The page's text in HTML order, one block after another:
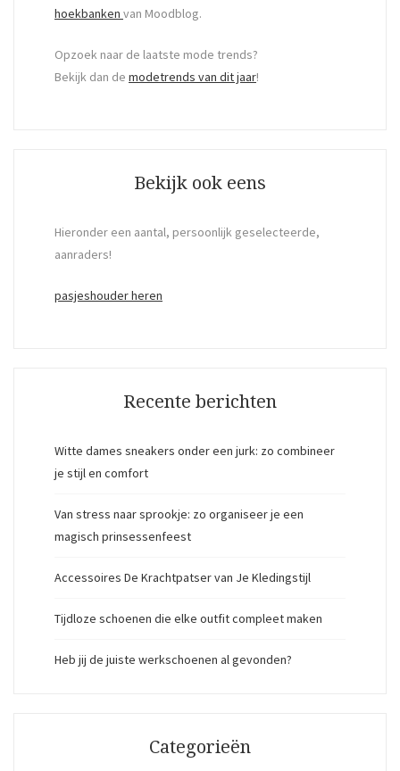
hoekbanken van Moodblog.
Opzoek naar de laatste mode trends?
Bekijk dan de modetrends van dit jaar!
Bekijk ook eens
Hieronder een aantal, persoonlijk geselecteerde,
aanraders!
pasjeshouder heren
Recente berichten
Witte dames sneakers onder een jurk: zo combineer
je stijl en comfort
Van stress naar sprookje: zo organiseer je een
magisch prinsessenfeest
Accessoires De Krachtpatser van Je Kledingstijl
Tijdloze schoenen die elke outfit compleet maken
Heb jij de juiste werkschoenen al gevonden?
Categorieën